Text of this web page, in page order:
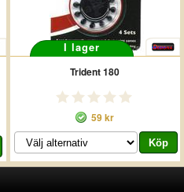
I lager
Trident 180
59 kr